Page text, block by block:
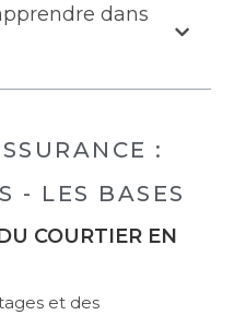
dans
:
- LES BASES
COURTIER EN
et des